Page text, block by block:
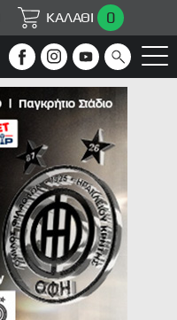
ΚΑΛΑΘΙ 0